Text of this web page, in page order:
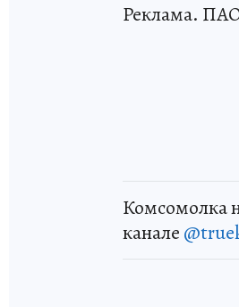
Реклама.
Комсомолка
канале